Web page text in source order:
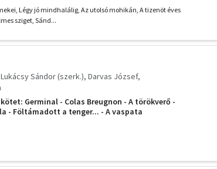
Vitéz
Légy jó mindhalálig, Az utolsó mohikán, A tizenöt éves
sziget, Sánd...
Lukácsy Sándor (szerk.) Darvas József
Germinal - Colas Breugnon - A törökverő -
- Föltámadott a tenger... - A vaspata